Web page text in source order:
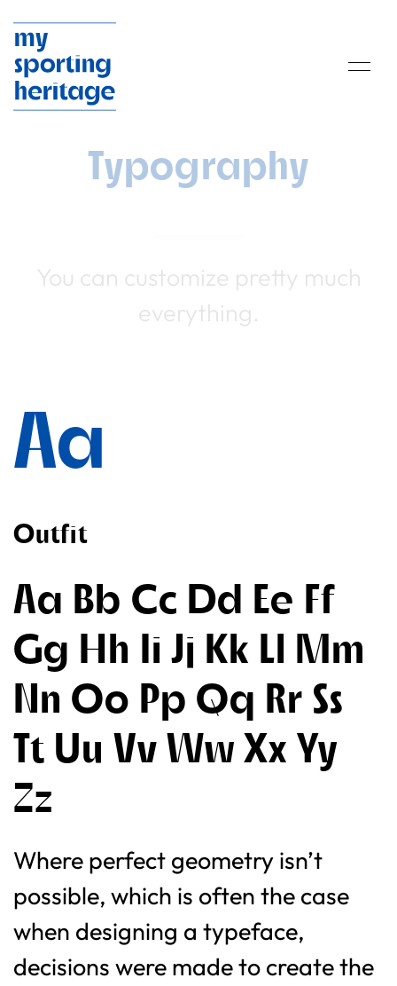
Typography
You can customize pretty much
everything.
Aa
Outfit
Aa Bb Cc Dd Ee Ff
Gg Hh Ii Jj Kk Ll Mm
Nn Oo Pp Qq Rr Ss
Tt Uu Vv Ww Xx Yy
Zz
Where perfect geometry isn’t
possible, which is often the case
when designing a typeface,
decisions were made to create the